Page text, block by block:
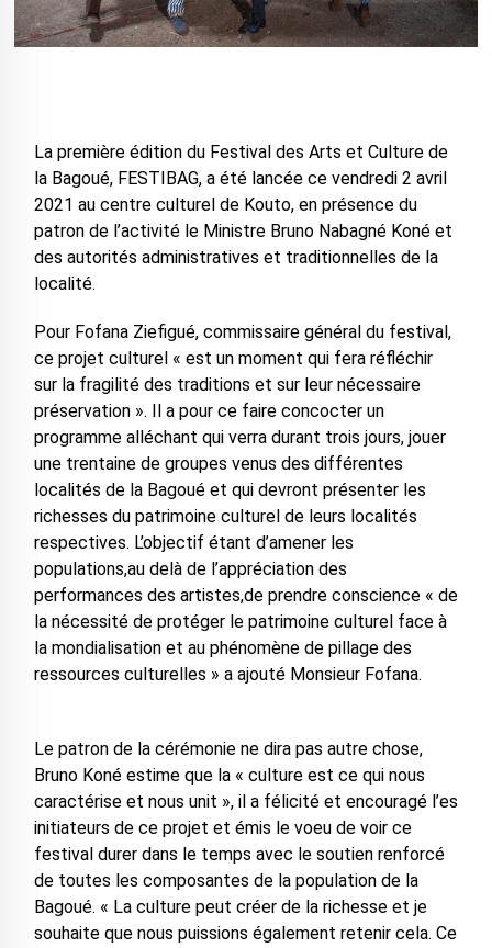
La première édition du Festival des Arts et Culture de
la Bagoué, FESTIBAG, a été lancée ce vendredi 2 avril
2021 au centre culturel de Kouto, en présence du
patron de l’activité le Ministre Bruno Nabagné Koné et
des autorités administratives et traditionnelles de la
localité.
Pour Fofana Ziefigué, commissaire général du festival,
ce projet culturel « est un moment qui fera réfléchir
sur la fragilité des traditions et sur leur nécessaire
préservation ». Il a pour ce faire concocter un
programme alléchant qui verra durant trois jours, jouer
une trentaine de groupes venus des différentes
localités de la Bagoué et qui devront présenter les
richesses du patrimoine culturel de leurs localités
respectives. L’objectif étant d’amener les
populations,au delà de l’appréciation des
performances des artistes,de prendre conscience « de
la nécessité de protéger le patrimoine culturel face à
la mondialisation et au phénomène de pillage des
ressources culturelles » a ajouté Monsieur Fofana.
Le patron de la cérémonie ne dira pas autre chose,
Bruno Koné estime que la « culture est ce qui nous
caractérise et nous unit », il a félicité et encouragé l’es
initiateurs de ce projet et émis le voeu de voir ce
festival durer dans le temps avec le soutien renforcé
de toutes les composantes de la population de la
Bagoué. « La culture peut créer de la richesse et je
souhaite que nous puissions également retenir cela. Ce